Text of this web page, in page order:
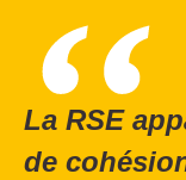
La RSE
de